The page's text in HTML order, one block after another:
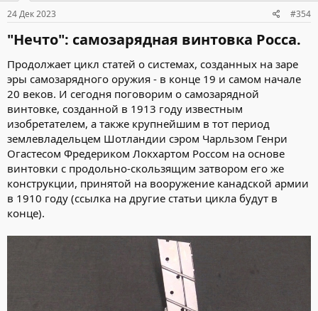
24 Дек 2023 #354
"Нечто": самозарядная винтовка Росса.​
Продолжает цикл статей о системах, созданных на заре
эры самозарядного оружия - в конце 19 и самом начале
20 веков. И сегодня поговорим о самозарядной
винтовке, созданной в 1913 году известным
изобретателем, а также крупнейшим в тот период
землевладельцем Шотландии сэром Чарльзом Генри
Огастесом Фредериком Локхартом Россом на основе
винтовки с продольно-скользящим затвором его же
конструкции, принятой на вооружение канадской армии
в 1910 году (ссылка на другие статьи цикла будут в
конце).